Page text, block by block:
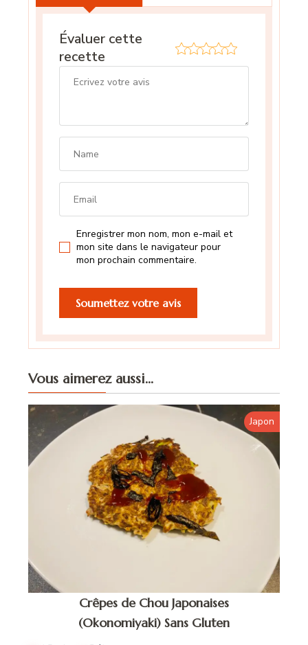
Évaluer cette
recette
Enregistrer mon nom, mon e-mail et
mon site dans le navigateur pour
mon prochain commentaire.
Vous aimerez aussi...
Japon
Crêpes de Chou Japonaises
(Okonomiyaki) Sans Gluten